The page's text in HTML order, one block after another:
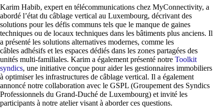
Karim Habib, expert en télécommunications chez MyConnectivity, a
abordé l’état du câblage vertical au Luxembourg, décrivant des
solutions pour les défis communs tels que le manque de gaines
techniques ou de locaux techniques dans les bâtiments plus anciens. Il
a présenté les solutions alternatives modernes, comme les
câbles adhésifs et les espaces dédiés dans les zones partagées des
unités multi-familiales. Karim a également présenté notre Toolkit
syndics, une initiative conçue pour aider les gestionnaires immobiliers
à optimiser les infrastructures de câblage vertical. Il a également
annoncé notre collaboration avec le GSPL (Groupement des Syndics
Professionnels du Grand-Duché de Luxembourg) et invité les
participants à notre atelier visant à aborder ces questions.